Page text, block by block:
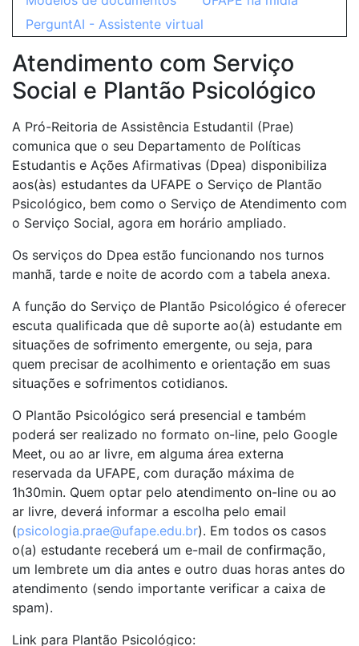
Atendimento com Serviço
Social e Plantão Psicológico
A Pró-Reitoria de Assistência Estudantil (Prae)
comunica que o seu Departamento de Políticas
Estudantis e Ações Afirmativas (Dpea) disponibiliza
aos(às) estudantes da UFAPE o Serviço de Plantão
Psicológico, bem como o Serviço de Atendimento com
o Serviço Social, agora em horário ampliado.
Os serviços do Dpea estão funcionando nos turnos
manhã, tarde e noite de acordo com a tabela anexa.
A função do Serviço de Plantão Psicológico é oferecer
escuta qualificada que dê suporte ao(à) estudante em
situações de sofrimento emergente, ou seja, para
quem precisar de acolhimento e orientação em suas
situações e sofrimentos cotidianos.
O Plantão Psicológico será presencial e também
poderá ser realizado no formato on-line, pelo Google
Meet, ou ao ar livre, em alguma área externa
reservada da UFAPE, com duração máxima de
1h30min. Quem optar pelo atendimento on-line ou ao
ar livre, deverá informar a escolha pelo email
(psicologia.prae@ufape.edu.br). Em todos os casos
o(a) estudante receberá um e-mail de confirmação,
um lembrete um dia antes e outro duas horas antes do
atendimento (sendo importante verificar a caixa de
spam).
Link para Plantão Psicológico:
PerguntAI - Assistente virtual